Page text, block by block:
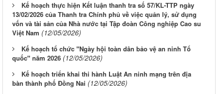
Kế hoạch thực hiện Kết luận thanh tra số 57/KL-TTP ngày
13/02/2026 của Thanh tra Chính phủ về việc quản lý, sử dụng
vốn và tài sản của Nhà nước tại Tập đoàn Công nghiệp Cao su
Việt Nam (12/05/2026)
Kế hoạch tổ chức "Ngày hội toàn dân bảo vệ an ninh Tổ
quốc" năm 2026 (12/05/2026)
Kế hoạch triển khai thi hành Luật An ninh mạng trên địa
bàn thành phố Đồng Nai (12/05/2026)